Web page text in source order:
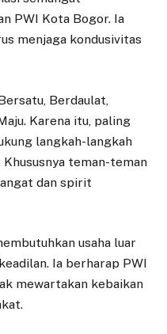
PWI Kota Bogor. Ia
menjaga kondusivitas
Berdaulat,
Karena itu, paling
langkah-langkah
teman-teman
dan spirit
usaha luar
Ia berharap PWI
mewartakan kebaikan